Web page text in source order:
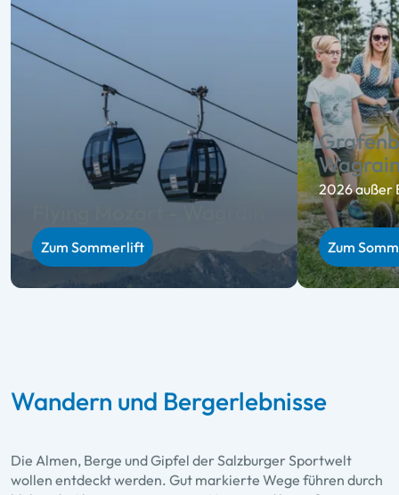
Flying Mozart - Wagrain
Zum Sommerlift
2026 außer
Zum
Wandern und Bergerlebnisse
Die Almen, Berge und Gipfel der Salzburger Sportwelt
wollen entdeckt werden. Gut markierte Wege führen durch